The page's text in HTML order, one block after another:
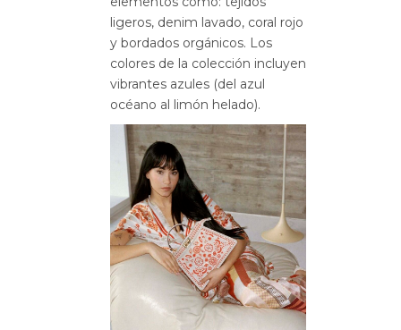
ligeros, denim lavado, coral rojo
y bordados orgánicos. Los
colores de la colección incluyen
vibrantes azules (del azul
océano al limón helado).